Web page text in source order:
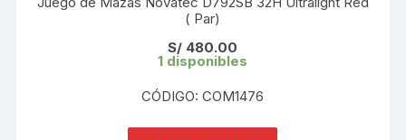
( Par)
S/ 480.00
1 disponibles
CÓDIGO: COM1476